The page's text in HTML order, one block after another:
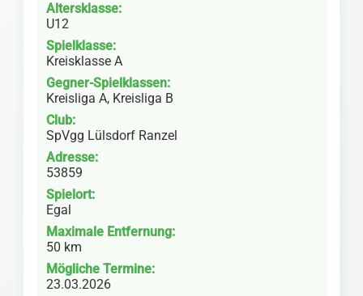
Altersklasse:
U12
Spielklasse:
Kreisklasse A
Gegner-Spielklassen:
Kreisliga A, Kreisliga B
Club:
SpVgg Lülsdorf Ranzel
Adresse:
53859
Spielort:
Egal
Maximale Entfernung:
50 km
Mögliche Termine:
23.03.2026